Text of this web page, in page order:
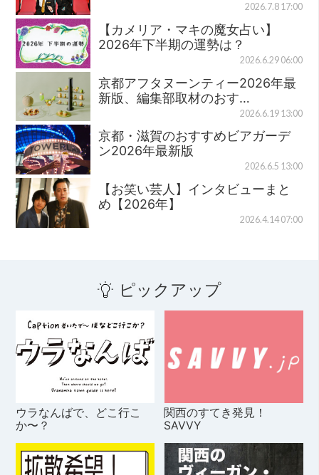
2026.7.8 17:00
【カメリア・マキの魔女占い】
2026年下半期の運勢は？
2026.6.29 06:00
京都アフタヌーンティー2026年最
新版、編集部取材のおす…
2026.6.19 13:00
京都・滋賀のおすすめビアガーデ
ン2026年最新版
2026.6.5 13:00
【お笑い芸人】インタビューまと
め【2026年】
2026.4.14 07:00
ピックアップ
ウラなんばで、どこ行こ
か〜？
関西のすてき発見！
SAVVY